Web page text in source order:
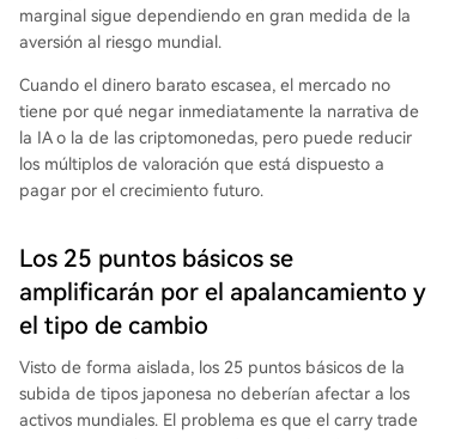
marginal sigue dependiendo en gran medida de la
aversión al riesgo mundial.
Cuando el dinero barato escasea, el mercado no
tiene por qué negar inmediatamente la narrativa de
la IA o la de las criptomonedas, pero puede reducir
los múltiplos de valoración que está dispuesto a
pagar por el crecimiento futuro.
Los 25 puntos básicos se
amplificarán por el apalancamiento y
el tipo de cambio
Visto de forma aislada, los 25 puntos básicos de la
subida de tipos japonesa no deberían afectar a los
activos mundiales. El problema es que el carry trade